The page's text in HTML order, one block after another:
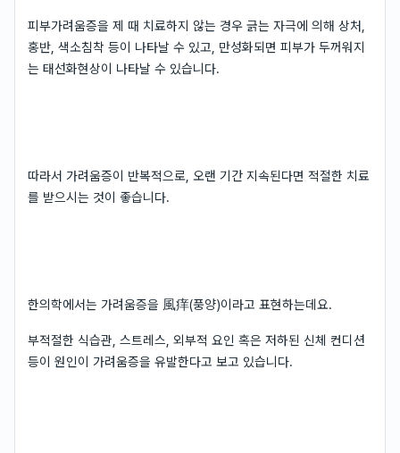
피부가려움증을 제 때 치료하지 않는 경우 긁는 자극에 의해 상처,
홍반, 색소침착 등이 나타날 수 있고, 만성화되면 피부가 두꺼워지
는 태선화현상이 나타날 수 있습니다.
따라서 가려움증이 반복적으로, 오랜 기간 지속된다면 적절한 치료
를 받으시는 것이 좋습니다.
한의학에서는 가려움증을 風痒(풍양)이라고 표현하는데요.
부적절한 식습관, 스트레스, 외부적 요인 혹은 저하된 신체 컨디션
등이 원인이 가려움증을 유발한다고 보고 있습니다.